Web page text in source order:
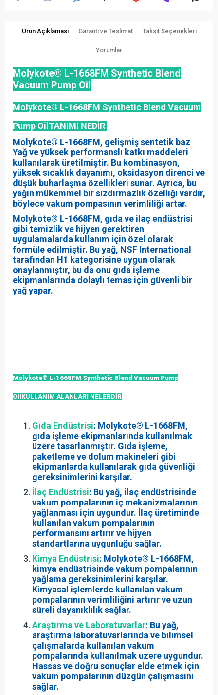
Ürün Açıklaması Garanti ve Teslimat Taksit Seçenekleri
Yorumlar
Molykote® L-1668FM Synthetic Blend
Vacuum Pump Oil
Molykote® L-1668FM Synthetic Blend Vacuum
Pump OilTANIMI NEDİR
Molykote® L-1668FM, gelişmiş sentetik baz
Yağ ve yüksek performanslı katkı maddeleri
kullanılarak üretilmiştir. Bu kombinasyon,
yüksek sıcaklık dayanımı, oksidasyon direnci ve
düşük buharlaşma özellikleri sunar. Ayrıca, bu
yağın mükemmel bir sızdırmazlık özelliği vardır,
böylece vakum pompasının verimliliği artar.
Molykote® L-1668FM, gıda ve ilaç endüstrisi
gibi temizlik ve hijyen gerektiren
uygulamalarda kullanım için özel olarak
formüle edilmiştir. Bu yağ, NSF International
tarafından H1 kategorisine uygun olarak
onaylanmıştır, bu da onu gıda işleme
ekipmanlarında dolaylı temas için güvenli bir
yağ yapar.
Molykote® L-1668FM Synthetic Blend Vacuum Pump
OilKULLANIM ALANLARI NELERDİR
Gıda Endüstrisi: Molykote® L-1668FM,
gıda işleme ekipmanlarında kullanılmak
üzere tasarlanmıştır. Gıda işleme,
paketleme ve dolum makineleri gibi
ekipmanlarda kullanılarak gıda güvenliği
gereksinimlerini karşılar.
İlaç Endüstrisi: Bu yağ, ilaç endüstrisinde
vakum pompalarının iç mekanizmalarının
yağlanması için uygundur. İlaç üretiminde
kullanılan vakum pompalarının
performansını artırır ve hijyen
standartlarına uygunluğu sağlar.
Kimya Endüstrisi: Molykote® L-1668FM,
kimya endüstrisinde vakum pompalarının
yağlama gereksinimlerini karşılar.
Kimyasal işlemlerde kullanılan vakum
pompalarının verimliliğini artırır ve uzun
süreli dayanıklılık sağlar.
Araştırma ve Laboratuvarlar: Bu yağ,
araştırma laboratuvarlarında ve bilimsel
çalışmalarda kullanılan vakum
pompalarında kullanılmak üzere uygundur.
Hassas ve doğru sonuçlar elde etmek için
vakum pompalarının düzgün çalışmasını
sağlar.